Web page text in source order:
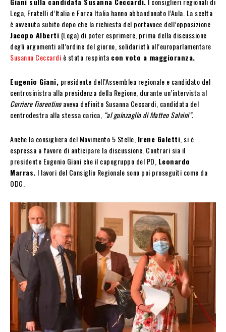
Lega, Fratelli d’Italia e Forza Italia hanno abbandonato l’Aula. La scelta
è avvenuta subito dopo che la richiesta del portavoce dell’opposizione
Jacopo Alberti (Lega) di poter esprimere, prima della discussione
degli argomenti all’ordine del giorno, solidarietà all’europarlamentare
Susanna Ceccardi è stata respinta con voto a maggioranza.
Eugenio Giani, presidente dell’Assemblea regionale e candidato del
centrosinistra alla presidenza della Regione, durante un’intervista al
Corriere Fiorentinoaveva definito Susanna Ceccardi, candidata del
centrodestra alla stessa carica, “al guinzaglio di Matteo Salvini”.
Anche la consigliera del Movimento 5 Stelle, Irene Galetti , si è
espressa a favore di anticipare la discussione. Contrari sia il
presidente Eugenio Giani che il capogruppo del PD, Leonardo
Marras. I lavori del Consiglio Regionale sono poi proseguiti come da
ODG.